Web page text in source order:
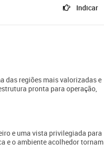
Indicar
das regiões mais valorizadas e
pronta para operação,
e uma vista privilegiada para
e o ambiente acolhedor tornam